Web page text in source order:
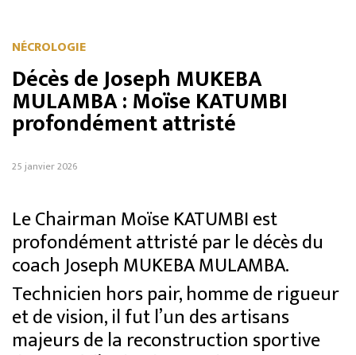
NÉCROLOGIE
Décès de Joseph MUKEBA
MULAMBA : Moïse KATUMBI
profondément attristé
25 janvier 2026
Le Chairman Moïse KATUMBI est
profondément attristé par le décès du
coach Joseph MUKEBA MULAMBA.
Technicien hors pair, homme de rigueur
et de vision, il fut l’un des artisans
majeurs de la reconstruction sportive